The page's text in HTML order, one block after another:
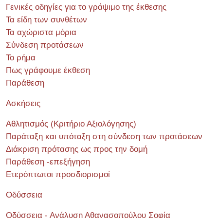
Γενικές οδηγίες για το γράψιμο της έκθεσης
Τα είδη των συνθέτων
Τα αχώριστα μόρια
Σύνδεση προτάσεων
Το ρήμα
Πως γράφουμε έκθεση
Παράθεση
Ασκήσεις
Αθλητισμός (Κριτήριο Αξιολόγησης)
Παράταξη και υπόταξη στη σύνδεση των προτάσεων
Διάκριση πρότασης ως προς την δομή
Παράθεση -επεξήγηση
Ετερόπτωτοι προσδιορισμοί
Οδύσσεια
Οδύσσεια - Ανάλυση Αθανασοπούλου Σοφία